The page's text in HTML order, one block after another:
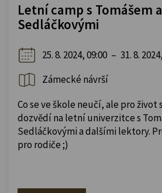
Letní camp s Tomášem
Sedláčkovými
25. 8. 2024, 09:00 – 31. 8.
Zámecké návrší
Co se ve škole neučí, ale pro život
dozvědí na letní univerzitce s
Sedláčkovými a dalšími lektory.
pro rodiče ;)